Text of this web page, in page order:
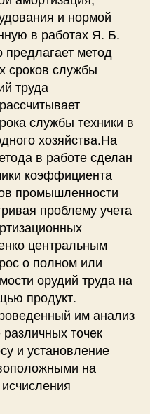
и нормой
в работах Я. Б.
метод
сроков службы
труда
службы техники в
хозяйства.На
в работе сделан
коэффициента
промышленности
проблему учета
центральным
о полном или
орудий труда на
продукт.
им анализ
точек
и установление
на